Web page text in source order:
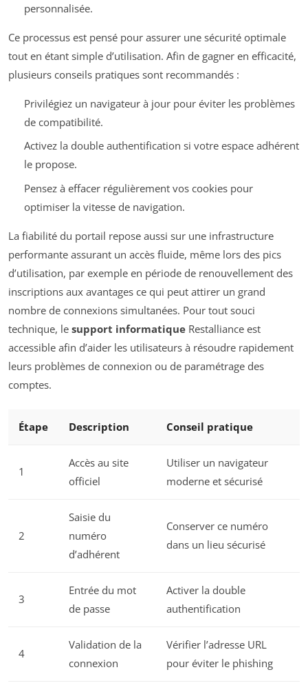
personnalisée.
Ce processus est pensé pour assurer une sécurité optimale
tout en étant simple d’utilisation. Afin de gagner en efficacité,
plusieurs conseils pratiques sont recommandés :
Privilégiez un navigateur à jour pour éviter les problèmes
de compatibilité.
Activez la double authentification si votre espace adhérent
le propose.
Pensez à effacer régulièrement vos cookies pour
optimiser la vitesse de navigation.
La fiabilité du portail repose aussi sur une infrastructure
performante assurant un accès fluide, même lors des pics
d’utilisation, par exemple en période de renouvellement des
inscriptions aux avantages ce qui peut attirer un grand
nombre de connexions simultanées. Pour tout souci
technique, le support informatique Restalliance est
accessible afin d’aider les utilisateurs à résoudre rapidement
leurs problèmes de connexion ou de paramétrage des
comptes.
Étape Description Conseil pratique
1
Accès au site
officiel
Utiliser un navigateur
moderne et sécurisé
2
Saisie du
numéro
d’adhérent
Conserver ce numéro
dans un lieu sécurisé
3
Entrée du mot
de passe
Activer la double
authentification
4
Validation de la
connexion
Vérifier l’adresse URL
pour éviter le phishing